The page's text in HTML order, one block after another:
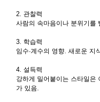
2. 관찰력
사람의 속마음이나 분위기를
3. 학습력
임수·계수의 영향. 새로운 지
4. 설득력
강하게 밀어붙이는 스타일은
가 있음.